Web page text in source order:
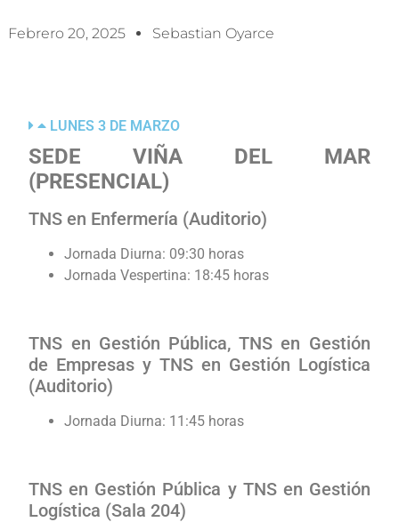
Febrero 20, 2025 Sebastian Oyarce
LUNES 3 DE MARZO
SEDE VIÑA DEL MAR
(PRESENCIAL)
TNS en Enfermería (Auditorio)
Jornada Diurna: 09:30 horas
Jornada Vespertina: 18:45 horas
TNS en Gestión Pública, TNS en Gestión
de Empresas y TNS en Gestión Logística
(Auditorio)
Jornada Diurna: 11:45 horas
TNS en Gestión Pública y TNS en Gestión
Logística (Sala 204)